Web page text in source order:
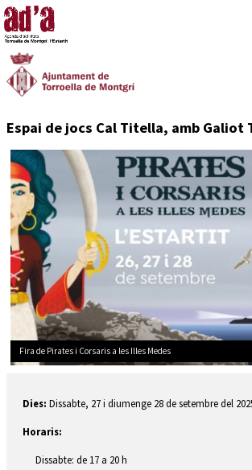
Espai de jocs Cal Titella, amb Galiot
Fira de Pirates i Corsaris a les Illes Medes
Dies: Dissabte, 27 i diumenge 28 de setembre del
Horaris:
Dissabte: de 17 a 20 h